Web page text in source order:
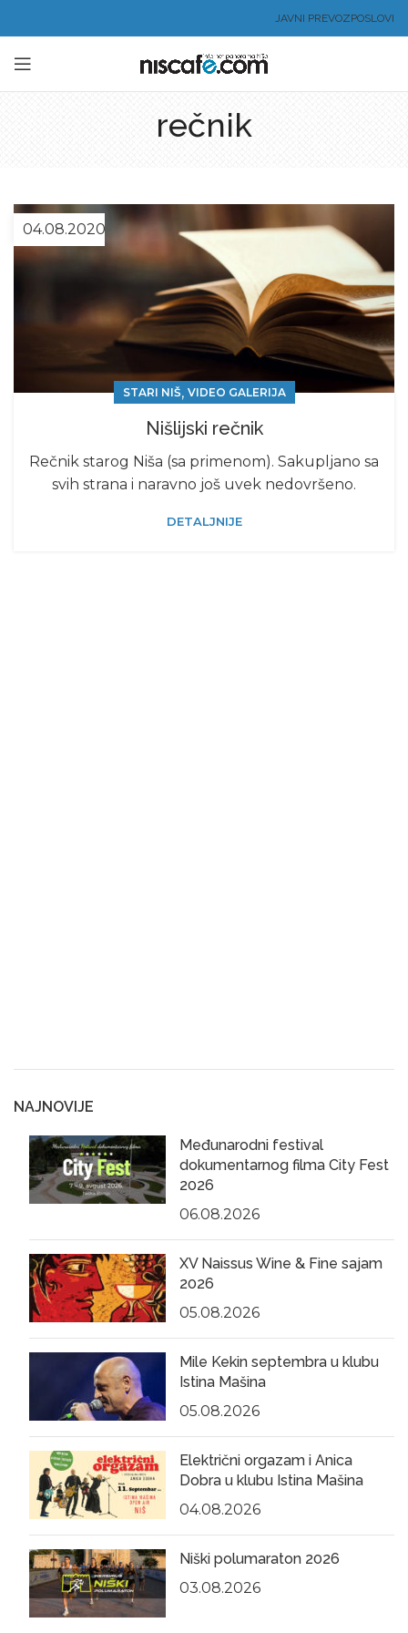
JAVNI PREVOZPOSLOVI
rečnik
04.08.2020
STARI NIŠ, VIDEO GALERIJA
Nišlijski rečnik
Rečnik starog Niša (sa primenom). Sakupljano sa
svih strana i naravno još uvek nedovršeno.
DETALJNIJE
NAJNOVIJE
Međunarodni festival
dokumentarnog filma City Fest
2026
06.08.2026
XV Naissus Wine & Fine sajam
2026
05.08.2026
Mile Kekin septembra u klubu
Istina Mašina
05.08.2026
Električni orgazam i Anica
Dobra u klubu Istina Mašina
04.08.2026
Niški polumaraton 2026
03.08.2026